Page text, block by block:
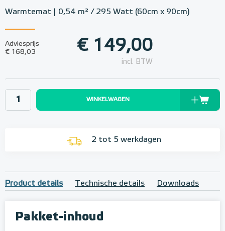
Warmtemat | 0,54 m² / 295 Watt (60cm x 90cm)
Adviesprijs
€ 168,03
€ 149,00
incl. BTW
WINKELWAGEN
2 tot 5 werkdagen
Product details Technische details Downloads
Pakket-inhoud